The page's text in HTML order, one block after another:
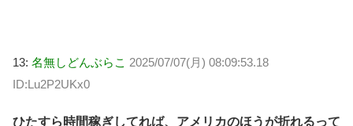
13: 名無しどんぶらこ 2025/07/07(月) 08:09:53.18
ID:Lu2P2UKx0
ひたすら時間稼ぎしてれば、アメリカのほうが折れるって